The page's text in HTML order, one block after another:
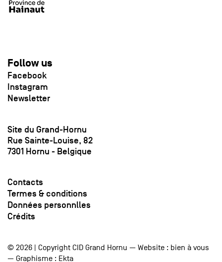
Follow us
Facebook
Instagram
Newsletter
Site du Grand-Hornu
Rue Sainte-Louise, 82
7301 Hornu - Belgique
Contacts
Termes & conditions
Données personnlles
Crédits
© 2026 | Copyright CID Grand Hornu — Website : bien à vous
— Graphisme : Ekta